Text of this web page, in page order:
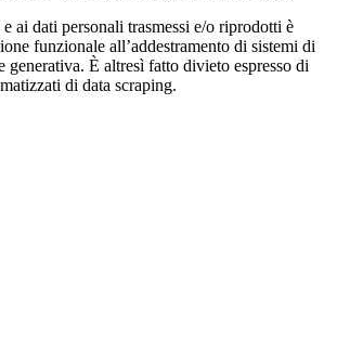
ai dati personali trasmessi e/o riprodotti è
funzionale all’addestramento di sistemi di
È altresì fatto divieto espresso di
di data scraping.